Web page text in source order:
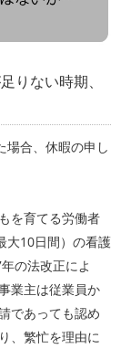
りない時期、
場合、休暇の申し
を育てる労働者
大10日間）の看護
の法改正によ
業主は従業員か
であっても認め
、繁忙を理由に